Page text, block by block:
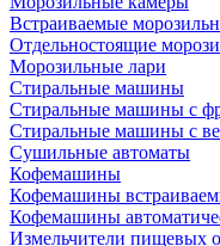
Встраиваемые
Отдельностоящие
Морозильные лари
Стиральные машины
Стиральные машины с
Стиральные машины с
Сушильные автоматы
Кофемашины
Кофемашины
Кофемашины
Измельчители пищевых